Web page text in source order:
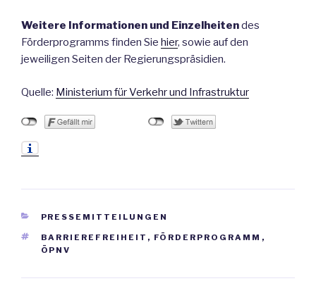
Weitere Informationen und Einzelheitendes
Förderprogramms finden Sie hier, sowie auf den
jeweiligen Seiten der Regierungspräsidien.
Quelle: Ministerium für Verkehr und Infrastruktur
KATEGORIEN
PRESSEMITTEILUNGEN
SCHLAGWÖRTER
BARRIEREFREIHEIT , FÖRDERPROGRAMM ,
ÖPNV